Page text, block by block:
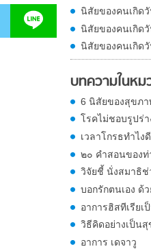
นิสัยของคนเกิด
นิสัยของคนเกิด
นิสัยของคนเกิด
บทความในห
6 นิสัยของสุขภา
โรคไม่ชอบรูปร่า
เวลาโกรธทำไง
๒๐ คำสอนของท่
วิจัยชี้ นั่งสมาธิช่
บอกรักตนเอง ด้
อาการฮิสทีเรียเ
วิธีคิดอย่างเป็นสุ
อาการ เดจาวู